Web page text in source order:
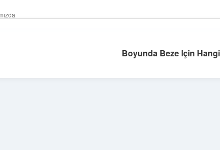
Boyunda Beze Için